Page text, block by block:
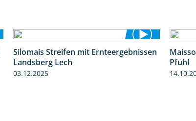
11:01
Silomais Streifen mit Ernteergebnissen
Landsberg Lech
03.12.2025
Pfuhl